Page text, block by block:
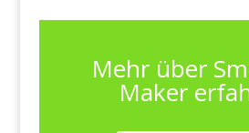
Mehr über
Maker